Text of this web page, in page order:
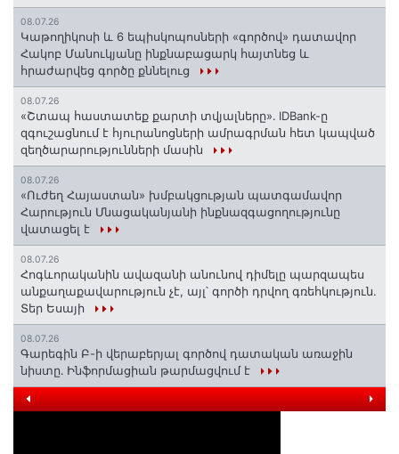
08.07.26
️Կաթողիկոսի և 6 եպիսկոպոսների «գործով» դատավոր
Հակոբ Մանուկյանը ինքնաբացարկ հայտնեց և
հրաժարվեց գործը քննելուց
08.07.26
«Շտապ հաստատեք քարտի տվյալները»․ IDBank-ը
զգուշացնում է հյուրանոցների ամրագրման հետ կապված
զեղծարարությունների մասին
08.07.26
«Ուժեղ Հայաստան» խմբակցության պատգամավոր
Հարություն Մնացականյանի ինքնազգացողությունը
վատացել է
08.07.26
Հոգևորականին ավազանի անունով դիմելը պարզապես
անքաղաքավարություն չէ, այլ՝ գործի դրվող գռեհկություն.
Տեր Եսայի
08.07.26
Գարեգին Բ-ի վերաբերյալ գործով դատական առաջին
նիստը․ Ինֆորմացիան թարմացվում է